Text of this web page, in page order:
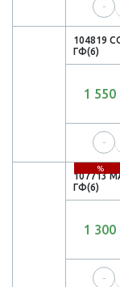
-
104819
ГФ(6)
1 550
-
%
107713
ГФ(6)
1 300
-